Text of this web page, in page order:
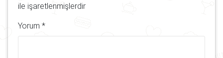
ile işaretlenmişlerdir
Yorum *